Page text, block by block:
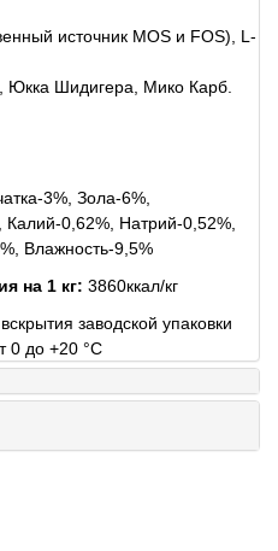
источник MOS и FOS), L-
Юкка Шидигера, Мико Карб.
3%, Зола-6%,
0,62%, Натрий-0,52%,
Влажность-9,5%
на 1 кг: 3860ккал/кг
заводской упаковки
0 до +20 °C